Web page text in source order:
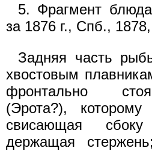
5. Фрагмент
за 1876 г., Спб.,
Задняя часть
хвостовым
фронтально
(Эрота?),
свисающая
держащая